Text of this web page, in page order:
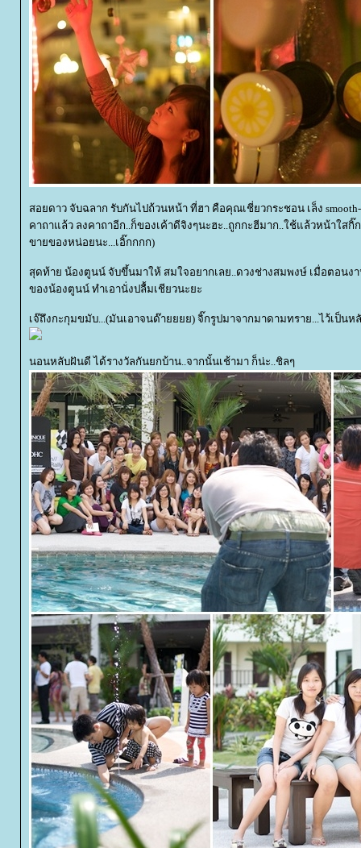
สอยดาว จับฉลาก รับกันไปถ้วนหน้า ที่ฮา คือคุณเชี่ยวกระชอน เล็ง
คาถาแล้ว ลงคาถาอีก..ก็ของเค้าดีจิงๆนะฮะ..ถูกกะฮีมาก..ใช้แล้วหน้าใส
ขายของหน่อยนะ...เอิ๊กกกก)
สุดท้าย น้องตูนน์ จับขึ้นมาให้ สมใจอยากเลย..ดวงช่างสมพงษ์ เมื่อตอน
ของน้องตูนน์ ทำเอานั่งปลื้มเชียวนะยะ
เจ๊ถึงกะกุมขมับ...(มันเอาจนด๊ายยยย) จิ๊กรูปมาจากมาดามทราย...ไว้เป็น
นอนหลับฝันดี ได้รางวัลกันยกบ้าน..จากนั้นเช้ามา ก็น่ะ..ชิลๆ